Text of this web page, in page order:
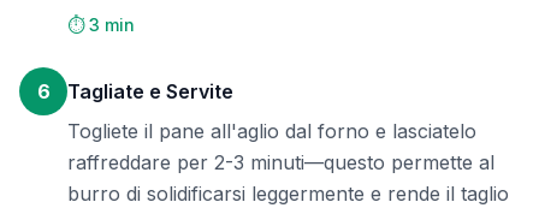
⏱️ 3 min
6
Tagliate e Servite
Togliete il pane all'aglio dal forno e lasciatelo
raffreddare per 2-3 minuti—questo permette al
burro di solidificarsi leggermente e rende il taglio